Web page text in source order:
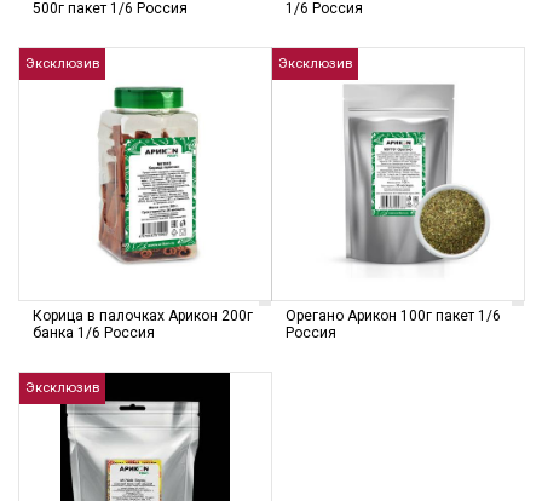
500г пакет 1/6 Россия
1/6 Россия
Эксклюзив
Корица в палочках Арикон 200г
банка 1/6 Россия
Эксклюзив
Орегано Арикон 100г пакет 1/6
Россия
Эксклюзив